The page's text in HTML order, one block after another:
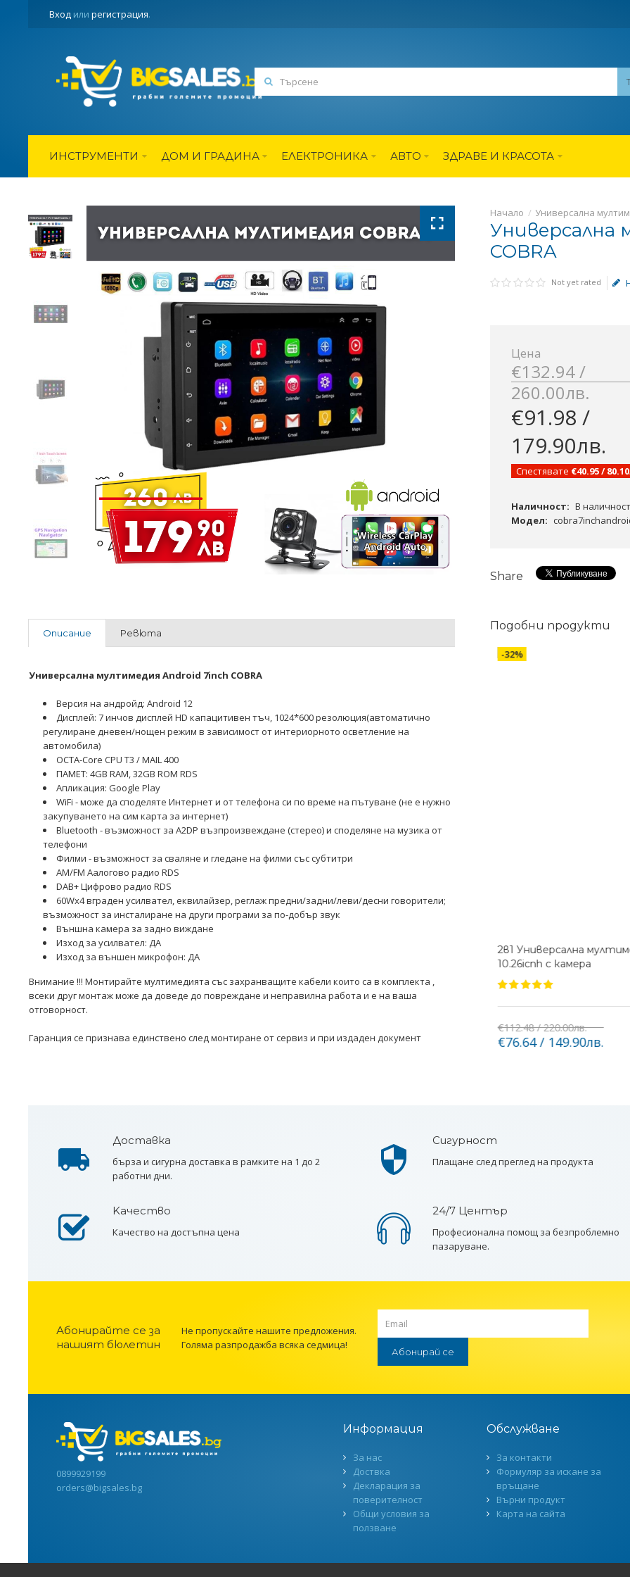
Вход или регистрация.
ИНСТРУМЕНТИ ДОМ И ГРАДИНА ЕЛЕКТРОНИКА АВТО ЗДРАВЕ И КРАСОТА
Начало Универсална
Универсална
COBRA
Not yet rated
Цена
€132.94 /
260.00лв.
€91.98 /
179.90лв.
Спестявате €40.95 /
Наличност: В наличност
Модел:
Share
Описание Ревюта
Универсална мултимедия Android 7inch COBRA
Версия на андройд: Android 12
Дисплей: 7 инчов дисплей HD капацитивен тъч, 1024*600 резолюция(автоматично
регулиране дневен/нощен режим в зависимост от интериорното осветление на
автомобила)
OCTA-Core CPU Т3 / MAIL 400
ПАМЕТ: 4GB RAM, 32GB ROM RDS
Апликация: Google Play
WiFi - може да споделяте Интернет и от телефона си по време на пътуване (не е нужно
закупуването на сим карта за интернет)
Bluetooth - възможност за A2DP възпроизвеждане (стерео) и споделяне на музика от
телефони
Филми - възможност за сваляне и гледане на филми със субтитри
AM/FM Аалогово радио RDS
DAB+ Цифрово радио RDS
60Wx4 вграден усилвател, еквилайзер, реглаж предни/задни/леви/десни говорители;
възможност за инсталиране на други програми за по-добър звук
Външна камера за задно виждане
Изход за усилвател: ДА
Изход за външен микрофон: ДА
Внимание !!! Монтирайте мултимедията със захранващите кабели които са в комплекта ,
всеки друг монтаж може да доведе до повреждане и неправилна работа и е на ваша
отговорност.
Гаранция се признава единствено след монтиране от сервиз и при издаден документ
Подобни продукти
навигация pop up 7inch
камера
€51.08 / 99.90лв.
2в1 Универсална
10.26icnh с камера
€112.48 / 220.00лв.
€76.64 / 149.90лв.
-32%
Доставка
бърза и сигурна доставка в рамките на 1 до 2
работни дни.
Сигурност
Плащане след преглед на продукта
Kачество
Качество на достъпна цена
24/7 Център
Професионална помощ за безпроблемно
пазаруване.
Абонирайте се за
нашият бюлетин
Не пропускайте нашите предложения.
Голяма разпродажба всяка седмица!
Абонирай се
0899929199
orders@bigsales.bg
Информация
За нас
Доствка
Декларация за
поверителност
Общи условия за
ползване
Обслужване
За контакти
Формуляр за искане за
връщане
Върни продукт
Карта на сайта